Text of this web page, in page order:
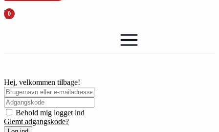
0
Hej, velkommen tilbage!
Behold mig logget ind
Glemt adgangskode?